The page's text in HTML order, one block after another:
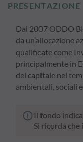
PRESENTAZIONE
Dal 2007 ODDO
da un’allocazione
qualificate come
principalmente in
del capitale nel
ambientali, sociali e
Il fondo
Si ricorda